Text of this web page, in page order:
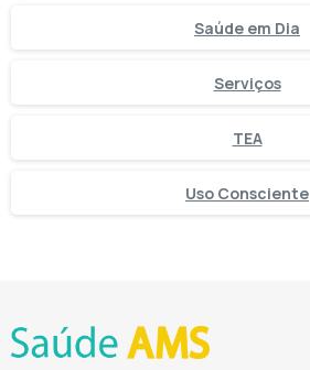
Saúde em Dia
Serviços
TEA
Uso Consciente